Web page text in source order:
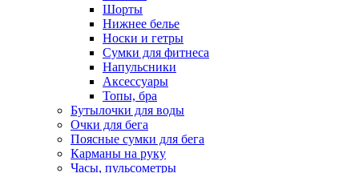
Шорты
Нижнее белье
Носки и гетры
Сумки для фитнеса
Напульсники
Аксессуары
Топы, бра
Бутылочки для воды
Очки для бега
Поясные сумки для бега
Карманы на руку
Часы, пульсометры